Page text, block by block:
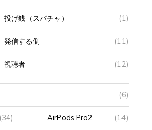
投げ銭（スパチャ） (1)
発信する側 (11)
視聴者 (12)
(6)
(34) AirPods Pro2 (14)